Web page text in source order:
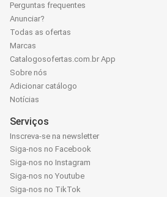
Perguntas frequentes
Anunciar?
Todas as ofertas
Marcas
Catalogosofertas.com.br App
Sobre nós
Adicionar catálogo
Notícias
Serviços
Inscreva-se na newsletter
Siga-nos no Facebook
Siga-nos no Instagram
Siga-nos no Youtube
Siga-nos no TikTok